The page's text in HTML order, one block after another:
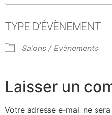
TYPE D’ÉVÈNEMENT
Salons / Evènements
Laisser un
Votre adresse e-mail ne